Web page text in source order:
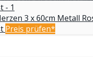
3 x 60cm Metall
Preis prüfen*